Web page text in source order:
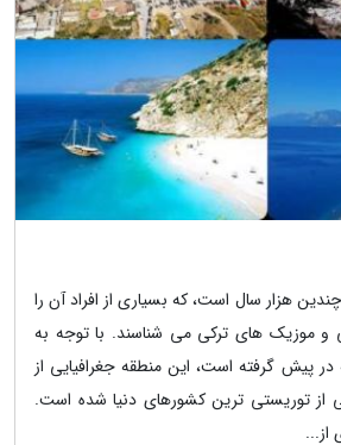
هزار سال است، که بسیاری از افراد آن را
و موزیک های ترکی می شناسند. با توجه به
در پیش گرفته است، این منطقه جغرافیایی از
از توریستی ترین کشورهای دنیا شده است.
از...